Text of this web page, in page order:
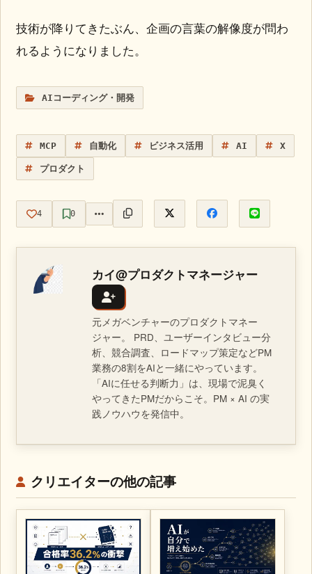
技術が降りてきたぶん、企画の言葉の解像度が問わ
れるようになりました。
AIコーディング・開発
MCP 自動化 ビジネス活用 AI X
プロダクト
4 0
カイ@プロダクトマネージャー
元メガベンチャーのプロダクトマネー
ジャー。 PRD、ユーザーインタビュー分
析、競合調査、ロードマップ策定などPM
業務の8割をAIと一緒にやっています。
「AIに任せる判断力」は、現場で泥臭く
やってきたPMだからこそ。PM × AI の実
践ノウハウを発信中。
クリエイターの他の記事